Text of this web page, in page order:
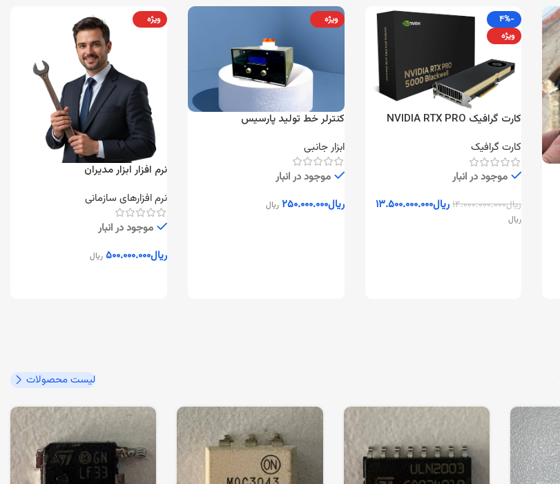
-۴%
ویژه
کارت گرافیک NVIDIA RTX PRO
کارت گرافیک
موجود در انبار
ریال۱۴.۰۰۰.۰۰۰.۰۰۰ ریال۱۳.۵۰۰.۰۰۰.۰۰۰
ریال
ویژه
کنترلر خط تولید پارسیس
ابزار جانبی
موجود در انبار
ریال۲۵۰.۰۰۰.۰۰۰ ریال
ویژه
نرم افزار ابزار مدیران
نرم افزارهای سازمانی
موجود در انبار
ریال۵۰۰.۰۰۰.۰۰۰ ریال
لیست محصولات